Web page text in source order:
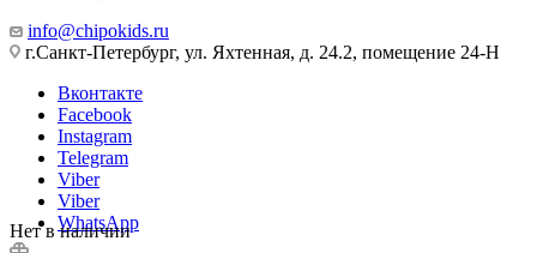
info@chipokids.ru
г.Санкт-Петербург, ул. Яхтенная, д. 24.2, помещение 24-Н
Вконтакте
Facebook
Instagram
Telegram
Viber
Viber
WhatsApp
Нет в наличии